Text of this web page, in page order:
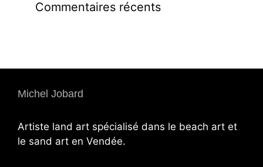
Commentaires récents
Michel Jobard
Artiste land art spécialisé dans le beach art et
le sand art en Vendée.